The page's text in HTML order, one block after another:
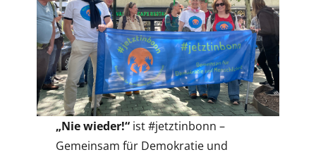
„Nie wieder!“ ist #jetztinbonn –
Gemeinsam für Demokratie und